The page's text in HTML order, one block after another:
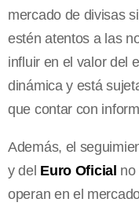
mercado de divisas
estén atentos a las
influir en el valor del
dinámica y está
que contar con
Además, el
y del Euro Oficial no
operan en el